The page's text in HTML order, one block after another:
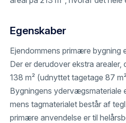
Egenskaber
Ejendommens primære bygning
Der er derudover ekstra arealer,
138 m² (udnyttet tagetage 87
Bygningens ydervægsmateriale
mens tagmaterialet består af
primære anvendelse er til